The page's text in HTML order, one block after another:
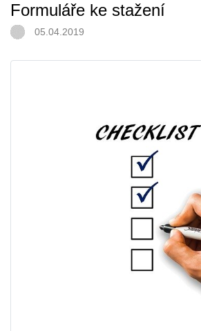
Formuláře ke stažení
05.04.2019